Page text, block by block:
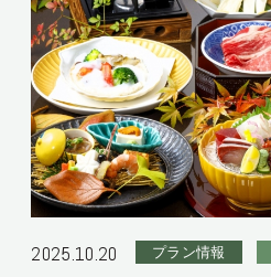
2025.10.20 プラン情報